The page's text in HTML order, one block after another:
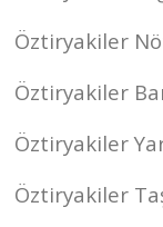
Öztiryakiler
Öztiryakiler
Öztiryakiler
Öztiryakiler